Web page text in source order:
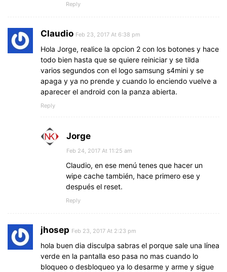
Reply
Claudio Feb 23, 2017 At 6:38 pm
Hola Jorge, realice la opcion 2 con los botones y hace
todo bien hasta que se quiere reiniciar y se tilda
varios segundos con el logo samsung s4mini y se
apaga y ya no prende y cuando lo enciendo vuelve a
aparecer el android con la panza abierta.
Reply
Jorge
Feb 24, 2017 At 11:25 am
Claudio, en ese menú tenes que hacer un
wipe cache también, hace primero ese y
después el reset.
Reply
jhosep Feb 23, 2017 At 2:23 pm
hola buen dia disculpa sabras el porque sale una línea
verde en la pantalla eso pasa no mas cuando lo
bloqueo o desbloqueo ya lo desarme y arme y sigue